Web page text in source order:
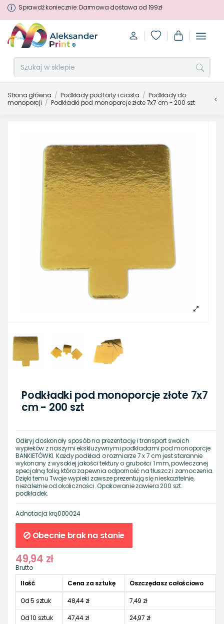
Sprawdź koniecznie: Darmowa dostawa od 199zł
Strona główna Podkłady pod torty i ciasta
Podkłady do
monoporcji
Podkładki pod monoporcje złote 7x7 cm - 200 szt
Podkładki pod monoporcje złote 7x7
cm - 200 szt
Odkryj doskonały sposób na prezentację i transport swoich
wypieków z naszymi ekskluzywnymi podkładami pod monoporcje
BANKIETÓWKI. Każdy podkład o rozmiarze 7 x 7 cm jest starannie
wykonany z wysokiej jakości tektury o grubości 1 mm, powleczonej
specjalną folią, która zapewnia odporność na tłuszcz i zamoczenia.
Dzięki temu Twoje wypieki zawsze prezentują się nieskazitelnie,
niezależnie od okoliczności. Opakowanie zawiera 200 szt.
podkładek.
Adnotacja krą000024
Obecnie brak na stanie
49,94 zł
Brutto
Ilość
Cena za sztukę Oszczędasz całościowo
Od 5 sztuk 48,44 zł
7,49 zł
Od 10 sztuk
47,44 zł
24,97 zł